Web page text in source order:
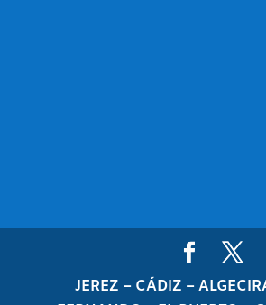
JEREZ – CÁDIZ –